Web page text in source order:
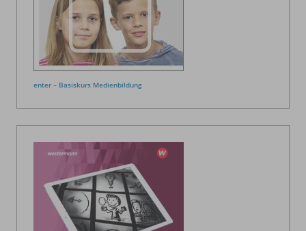
enter – Basiskurs Medienbildung